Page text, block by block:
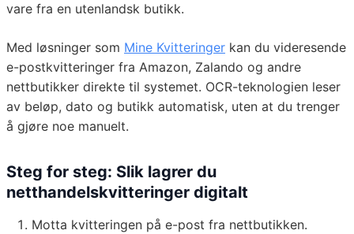
vare fra en utenlandsk butikk.
Med løsninger som Mine Kvitteringer kan du videresende
e-postkvitteringer fra Amazon, Zalando og andre
nettbutikker direkte til systemet. OCR-teknologien leser
av beløp, dato og butikk automatisk, uten at du trenger
å gjøre noe manuelt.
Steg for steg: Slik lagrer du
netthandelskvitteringer digitalt
Motta kvitteringen på e-post fra nettbutikken.